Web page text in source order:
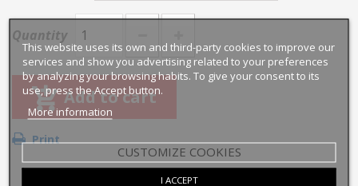
Quantity
Add to cart
Print
This website uses its own and third-party cookies to improve our
services and show you advertising related to your preferences
by analyzing your browsing habits. To give your consent to its
use, press the Accept button.
More information
CUSTOMIZE COOKIES
I ACCEPT